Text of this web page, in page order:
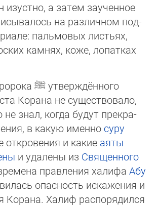
изустно, а затем заученное
на раз­лич­ном под­
пальмовых листьях,
камнях, коже, ло­патках
ﷺутверждённого
Корана не существовало,
не знал, когда будут пре­кра­
в какую именно суру
откровения и какие аяты
и удалены из Священ­но­го
правления халифа Абу
опасность искажения и
Корана. Халиф рас­по­рядился